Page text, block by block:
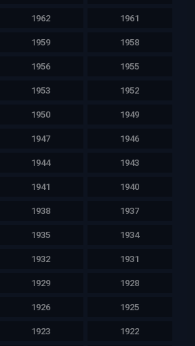
1962 1961
1959 1958
1956 1955
1953 1952
1950 1949
1947 1946
1944 1943
1941 1940
1938 1937
1935 1934
1932 1931
1929 1928
1926 1925
1923 1922